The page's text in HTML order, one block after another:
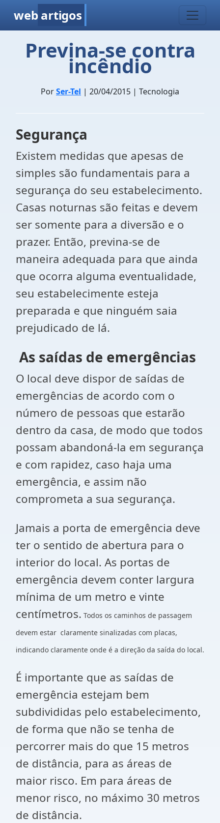
web artigos
Previna-se contra
incêndio
PorSer-Tel | 20/04/2015 | Tecnologia
Segurança
Existem medidas que apesas de
simples são fundamentais para a
segurança do seu estabelecimento.
Casas noturnas são feitas e devem
ser somente para a diversão e o
prazer. Então, previna-se de
maneira adequada para que ainda
que ocorra alguma eventualidade,
seu estabelecimente esteja
preparada e que ninguém saia
prejudicado de lá.
As saídas de emergências
O local deve dispor de saídas de
emergências de acordo com o
número de pessoas que estarão
dentro da casa, de modo que todos
possam abandoná-la em segurança
e com rapidez, caso haja uma
emergência, e assim não
comprometa a sua segurança.
Jamais a porta de emergência deve
ter o sentido de abertura para o
interior do local. As portas de
emergência devem conter largura
mínima de um metro e vinte
centímetros. Todos os caminhos de passagem
devem estar claramente sinalizadas com placas,
indicando claramente onde é a direção da saída do local.
É importante que as saídas de
emergência estejam bem
subdivididas pelo estabelecimento,
de forma que não se tenha de
percorrer mais do que 15 metros
de distância, para as áreas de
maior risco. Em para áreas de
menor risco, no máximo 30 metros
de distância.